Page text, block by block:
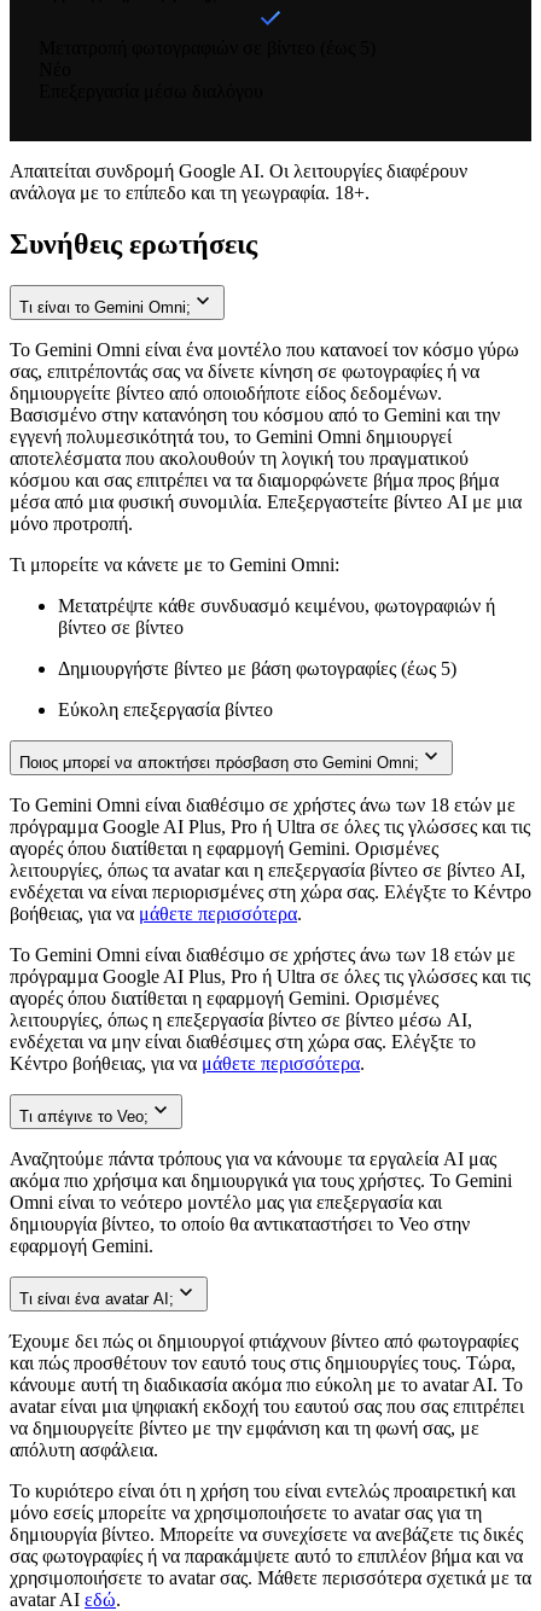
Απαιτείται συνδρομή Google AI. Οι λειτουργίες διαφέρουν
ανάλογα με το επίπεδο και τη γεωγραφία. 18+.
Συνήθεις ερωτήσεις
Τι είναι το Gemini Omni;
Το Gemini Omni είναι ένα μοντέλο που κατανοεί τον κόσμο γύρω
σας, επιτρέποντάς σας να δίνετε κίνηση σε φωτογραφίες ή να
δημιουργείτε βίντεο από οποιοδήποτε είδος δεδομένων.
Βασισμένο στην κατανόηση του κόσμου από το Gemini και την
εγγενή πολυμεσικότητά του, το Gemini Omni δημιουργεί
αποτελέσματα που ακολουθούν τη λογική του πραγματικού
κόσμου και σας επιτρέπει να τα διαμορφώνετε βήμα προς βήμα
μέσα από μια φυσική συνομιλία. Επεξεργαστείτε βίντεο AI με μια
μόνο προτροπή.
Τι μπορείτε να κάνετε με το Gemini Omni:
Μετατρέψτε κάθε συνδυασμό κειμένου, φωτογραφιών ή
βίντεο σε βίντεο
Δημιουργήστε βίντεο με βάση φωτογραφίες (έως 5)
Εύκολη επεξεργασία βίντεο
Ποιος μπορεί να αποκτήσει πρόσβαση στο Gemini Omni;
Το Gemini Omni είναι διαθέσιμο σε χρήστες άνω των 18 ετών με
πρόγραμμα Google AI Plus, Pro ή Ultra σε όλες τις γλώσσες και τις
αγορές όπου διατίθεται η εφαρμογή Gemini. Ορισμένες
λειτουργίες, όπως τα avatar και η επεξεργασία βίντεο σε βίντεο AI,
ενδέχεται να είναι περιορισμένες στη χώρα σας. Ελέγξτε το Κέντρο
βοήθειας, για να μάθετε περισσότερα.
Το Gemini Omni είναι διαθέσιμο σε χρήστες άνω των 18 ετών με
πρόγραμμα Google AI Plus, Pro ή Ultra σε όλες τις γλώσσες και τις
αγορές όπου διατίθεται η εφαρμογή Gemini. Ορισμένες
λειτουργίες, όπως η επεξεργασία βίντεο σε βίντεο μέσω AI,
ενδέχεται να μην είναι διαθέσιμες στη χώρα σας. Ελέγξτε το
Κέντρο βοήθειας, για να μάθετε περισσότερα.
Τι απέγινε το Veo;
Αναζητούμε πάντα τρόπους για να κάνουμε τα εργαλεία AI μας
ακόμα πιο χρήσιμα και δημιουργικά για τους χρήστες. Το Gemini
Omni είναι το νεότερο μοντέλο μας για επεξεργασία και
δημιουργία βίντεο, το οποίο θα αντικαταστήσει το Veo στην
εφαρμογή Gemini.
Τι είναι ένα avatar AI;
Έχουμε δει πώς οι δημιουργοί φτιάχνουν βίντεο από φωτογραφίες
και πώς προσθέτουν τον εαυτό τους στις δημιουργίες τους. Τώρα,
κάνουμε αυτή τη διαδικασία ακόμα πιο εύκολη με το avatar AI. Το
avatar είναι μια ψηφιακή εκδοχή του εαυτού σας που σας επιτρέπει
να δημιουργείτε βίντεο με την εμφάνιση και τη φωνή σας, με
απόλυτη ασφάλεια.
Το κυριότερο είναι ότι η χρήση του είναι εντελώς προαιρετική και
μόνο εσείς μπορείτε να χρησιμοποιήσετε το avatar σας για τη
δημιουργία βίντεο. Μπορείτε να συνεχίσετε να ανεβάζετε τις δικές
σας φωτογραφίες ή να παρακάμψετε αυτό το επιπλέον βήμα και να
χρησιμοποιήσετε το avatar σας. Μάθετε περισσότερα σχετικά με τα
avatar AI εδώ.